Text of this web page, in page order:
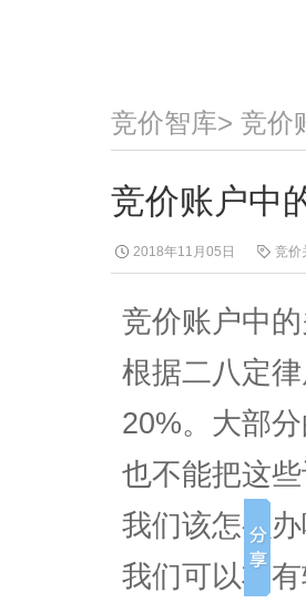
竞价智库> 竞价
竞价账户中
2018年11月05日 竞价
竞价账户中
根据二八定
20%。大部
也不能把这
我们该怎么办
我们可以将